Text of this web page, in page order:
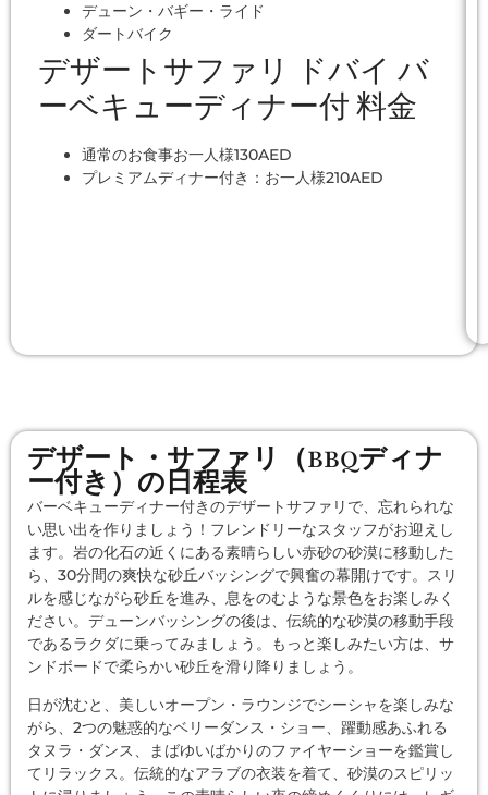
デューン・バギー・ライド
ダートバイク
デザートサファリ ドバイ バ
ーベキューディナー付 料金
通常のお食事お一人様130AED
プレミアムディナー付き：お一人様210AED
デザート・サファリ（BBQディナ
ー付き）の日程表
バーベキューディナー付きのデザートサファリで、忘れられな
い思い出を作りましょう！フレンドリーなスタッフがお迎えし
ます。岩の化石の近くにある素晴らしい赤砂の砂漠に移動した
ら、30分間の爽快な砂丘バッシングで興奮の幕開けです。スリ
ルを感じながら砂丘を進み、息をのむような景色をお楽しみく
ださい。デューンバッシングの後は、伝統的な砂漠の移動手段
であるラクダに乗ってみましょう。もっと楽しみたい方は、サ
ンドボードで柔らかい砂丘を滑り降りましょう。
日が沈むと、美しいオープン・ラウンジでシーシャを楽しみな
がら、2つの魅惑的なベリーダンス・ショー、躍動感あふれる
タヌラ・ダンス、まばゆいばかりのファイヤーショーを鑑賞し
てリラックス。伝統的なアラブの衣装を着て、砂漠のスピリッ